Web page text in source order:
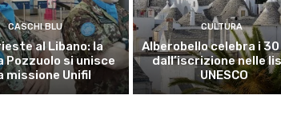
CASCHI BLU
al Libano: la
Pozzuolo si unisce
missione Unifil
CULTURA
Alberobello celebra i
dall’iscrizione nelle
UNESCO